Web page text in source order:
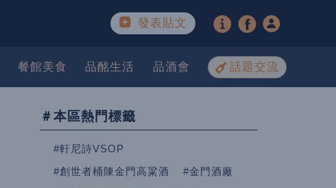
發表貼文
餐館美食 品酩生活 品酒會 話題交流
＃本區熱門標籤
#軒尼詩VSOP
#創世者桶陳金門高粱酒
#金門酒廠